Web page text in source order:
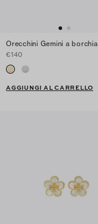
Orecchini Gemini a borchia
€140
AGGIUNGI AL CARRELLO